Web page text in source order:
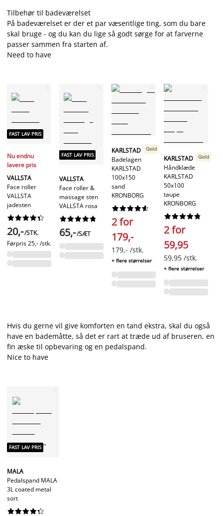
Tilbehør til badeværelset
På badeværelset er der et par væsentlige ting, som du bare
skal bruge - og du kan du lige så godt sørge for at farverne
passer sammen fra starten af.
Need to have
FAST LAV PRIS
Nu endnu
lavere pris
VALLSTA
Face roller
VALLSTA
jadesten






20,-/STK.
Førpris25,- /stk.
FAST LAV PRIS
VALLSTA
Face roller &
massage sten
VALLSTA rosa






65,-/SÆT
KARLSTAD
Badelagen
KARLSTAD
100x150
sand
KRONBORG
Gold






2 for
179,-
179,- /stk.
+ flere størrelser
KARLSTAD
Håndklæde
KARLSTAD
50x100
taupe
KRONBORG
Gold






2 for
59,95
59,95 /stk.
+ flere størrelser
Hvis du gerne vil give komforten en tand ekstra, skal du også
have en bademåtte, så det er rart at træde ud af bruseren, en
fin æske til opbevaring og en pedalspand.
Nice to have
FAST LAV PRIS
MALA
Pedalspand MALA
3L coated metal
sort





